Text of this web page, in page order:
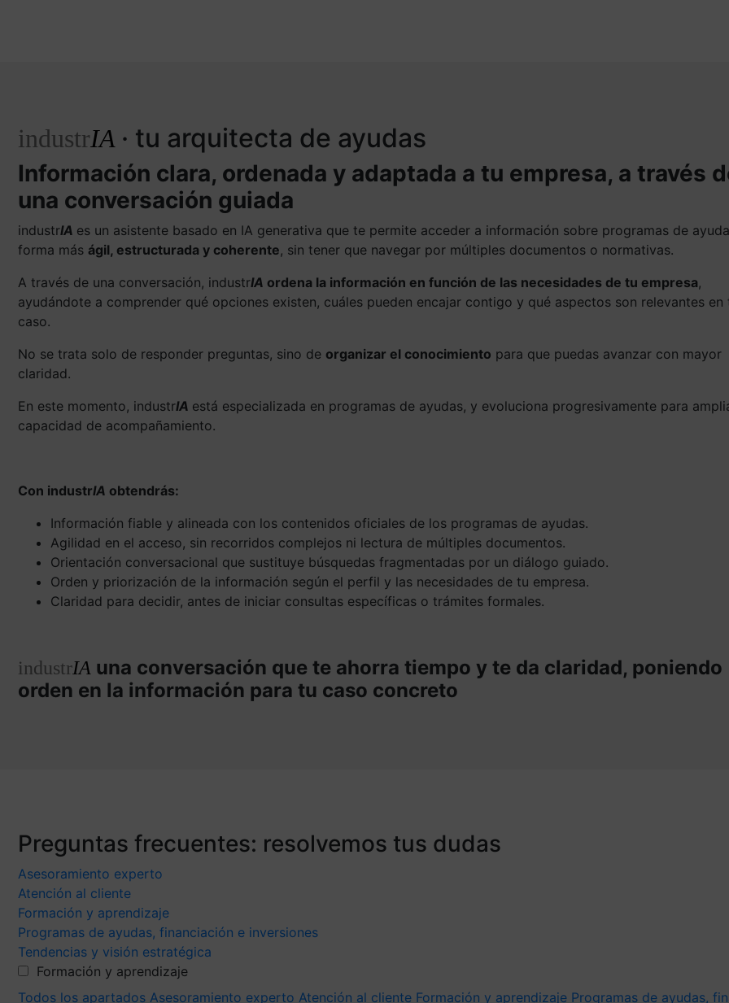
industrIA · tu arquitecta de ayudas
Información clara, ordenada y adaptada a tu empresa, a través
una conversación guiada
industrIA es un asistente basado en IA generativa que te permite acceder a información sobre programas de
forma más ágil, estructurada y coherente, sin tener que navegar por múltiples documentos o normativas.
A través de una conversación, industrIA ordena la información en función de las necesidades de tu empresa,
ayudándote a comprender qué opciones existen, cuáles pueden encajar contigo y qué aspectos son relevantes en
caso.
No se trata solo de responder preguntas, sino de organizar el conocimiento para que puedas avanzar con mayor
claridad.
En este momento, industrIA está especializada en programas de ayudas, y evoluciona progresivamente para
capacidad de acompañamiento.
Con industrIA obtendrás:
Información fiable y alineada con los contenidos oficiales de los programas de ayudas.
Agilidad en el acceso, sin recorridos complejos ni lectura de múltiples documentos.
Orientación conversacional que sustituye búsquedas fragmentadas por un diálogo guiado.
Orden y priorización de la información según el perfil y las necesidades de tu empresa.
Claridad para decidir, antes de iniciar consultas específicas o trámites formales.
industrIA una conversación que te ahorra tiempo y te da claridad, poniendo
orden en la información para tu caso concreto
Preguntas frecuentes: resolvemos tus dudas
Asesoramiento experto
Atención al cliente
Formación y aprendizaje
Programas de ayudas, financiación e inversiones
Tendencias y visión estratégica
Formación y aprendizaje
Todos los apartados Asesoramiento experto Atención al cliente Formación y aprendizaje Programas de ayudas,